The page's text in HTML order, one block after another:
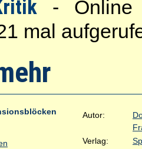
- Online
mal
Autor:
Verlag: